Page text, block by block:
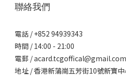
聯絡我們
電話 / +852 94939343
時間 / 14:00 - 21:00
電郵 / acard.tcgoffical@gmail.com
地址 / 香港新蒲崗五芳街10號新寶